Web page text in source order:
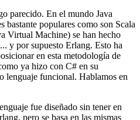
parecido. En el mundo Java
bastante populares como son Scala
Virtual Machine) se han hecho
y por supuesto Erlang. Esto ha
en esta metodología de
ya hizo con C# en su
lenguaje funcional. Hablamos en
fue diseñado sin tener en
pero se basa en las mismas